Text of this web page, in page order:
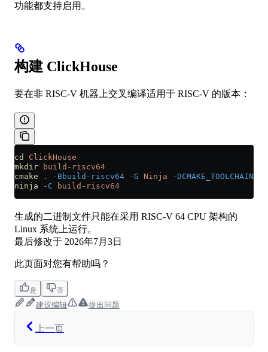
功能都支持启用。
构建 ClickHouse
要在非 RISC-V 机器上交叉编译适用于 RISC-V 的版本：
cd
ClickHouse
mkdir build-riscv64
cmake . -Bbuild-riscv64 -G Ninja -
ninja -C build-riscv64
生成的二进制文件只能在采用 RISC-V 64 CPU 架构的
Linux 系统上运行。
最后修改于 2026年7月3日
此页面对您有帮助吗？
是 否
建议编辑 提出问题
上一页